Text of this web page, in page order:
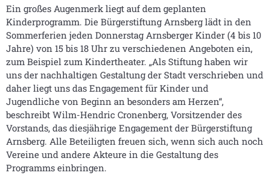
Ein großes Augenmerk liegt auf dem geplanten
Kinderprogramm. Die Bürgerstiftung Arnsberg lädt in den
Sommerferien jeden Donnerstag Arnsberger Kinder (4 bis 10
Jahre) von 15 bis 18 Uhr zu verschiedenen Angeboten ein,
zum Beispiel zum Kindertheater. „Als Stiftung haben wir
uns der nachhaltigen Gestaltung der Stadt verschrieben und
daher liegt uns das Engagement für Kinder und
Jugendliche von Beginn an besonders am Herzen“,
beschreibt Wilm-Hendric Cronenberg, Vorsitzender des
Vorstands, das diesjährige Engagement der Bürgerstiftung
Arnsberg. Alle Beteiligten freuen sich, wenn sich auch noch
Vereine und andere Akteure in die Gestaltung des
Programms einbringen.